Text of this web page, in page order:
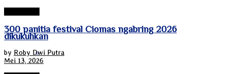
Nanggroe Aceh Darussalam
300 panitia festival Ciomas ngabring 2026
dikukuhkan
by Roby Dwi Putra
Mei 13, 2026